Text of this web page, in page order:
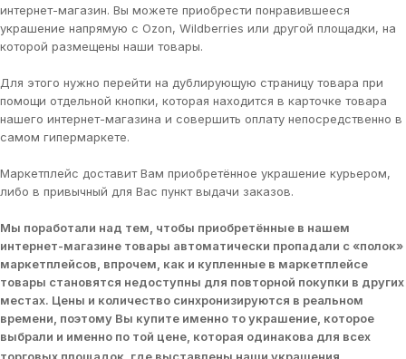
интернет-магазин. Вы можете приобрести понравившееся
украшение напрямую с Ozon, Wildberries или другой площадки, на
которой размещены наши товары.
Для этого нужно перейти на дублирующую страницу товара при
помощи отдельной кнопки, которая находится в карточке товара
нашего интернет-магазина и совершить оплату непосредственно в
самом гипермаркете.
Маркетплейс доставит Вам приобретённое украшение курьером,
либо в привычный для Вас пункт выдачи заказов.
Мы поработали над тем, чтобы приобретённые в нашем
интернет-магазине товары автоматически пропадали с «полок»
маркетплейсов, впрочем, как и купленные в маркетплейсе
товары становятся недоступны для повторной покупки в других
местах. Цены и количество синхронизируются в реальном
времени, поэтому Вы купите именно то украшение, которое
выбрали и именно по той цене, которая одинакова для всех
торговых площадок, где выставлены наши украшения.